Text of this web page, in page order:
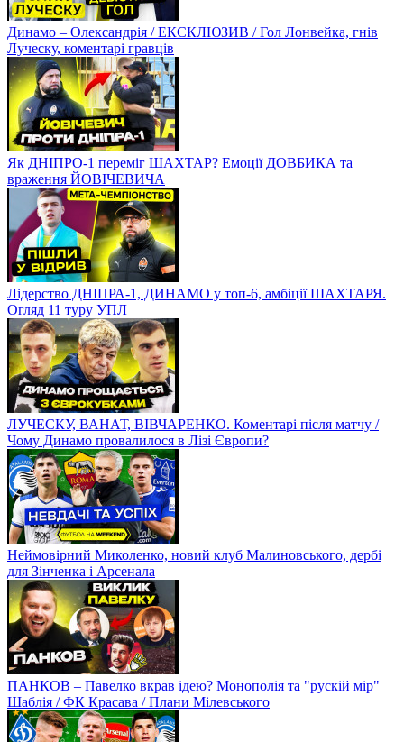
Динамо – Олександрія / ЕКСКЛЮЗИВ / Гол Лонвейка, гнів
Луческу, коментарі гравців
Як ДНІПРО-1 переміг ШАХТАР? Емоції ДОВБИКА та
враження ЙОВІЧЕВИЧА
Лідерство ДНІПРА-1, ДИНАМО у топ-6, амбіції ШАХТАРЯ.
Огляд 11 туру УПЛ
ЛУЧЕСКУ, ВАНАТ, ВІВЧАРЕНКО. Коментарі після матчу /
Чому Динамо провалилося в Лізі Європи?
Неймовірний Миколенко, новий клуб Малиновського, дербі
для Зінченка і Арсенала
ПАНКОВ – Павелко вкрав ідею? Монополія та "рускій мір"
Шаблія / ФК Красава / Плани Мілевського